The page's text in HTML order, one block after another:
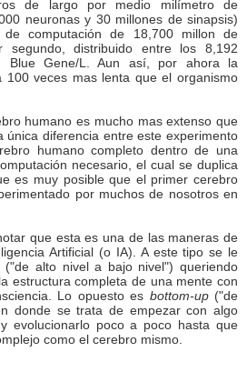
de largo por medio milímetro de
neuronas y 30 millones de sinapsis)
computación de 18,700 millon de
segundo, distribuido entre los 8,192
Blue Gene/L. Aun así, por ahora la
100 veces mas lenta que el organismo
humano es mucho mas extenso que
única diferencia entre este experimento
humano completo dentro de una
necesario, el cual se duplica
es muy posible que el primer cerebro
por muchos de nosotros en
que esta es una de las maneras de
Artificial (o IA). A este tipo se le
("de alto nivel a bajo nivel") queriendo
estructura completa de una mente con
Lo opuesto es bottom-up("de
donde se trata de empezar con algo
evolucionarlo poco a poco hasta que
como el cerebro mismo.